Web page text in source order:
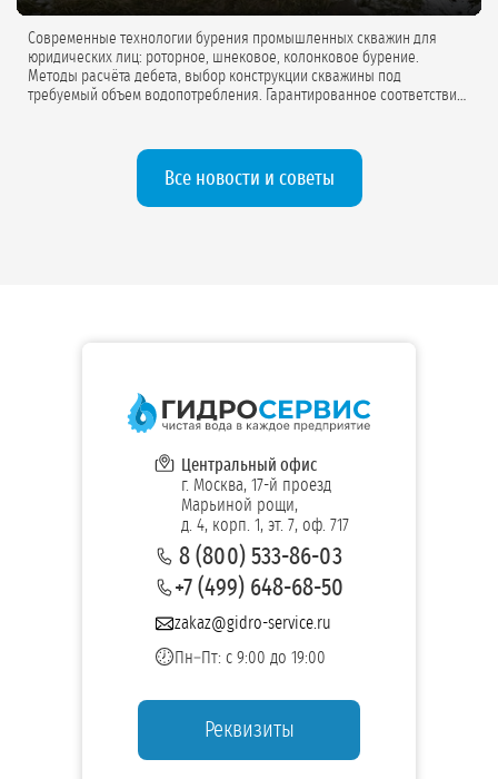
Современные технологии бурения промышленных скважин для
юридических лиц: роторное, шнековое, колонковое бурение.
Методы расчёта дебета, выбор конструкции скважины под
требуемый объем водопотребления. Гарантированное соответствие
Все новости и советы
Центральный офис
г. Москва, 17-й проезд
Марьиной рощи,
д. 4, корп. 1, эт. 7, оф. 717
8 (800) 533-86-03
+7 (499) 648-68-50
zakaz@gidro-service.ru
Пн–Пт: с 9:00 до 19:00
Реквизиты